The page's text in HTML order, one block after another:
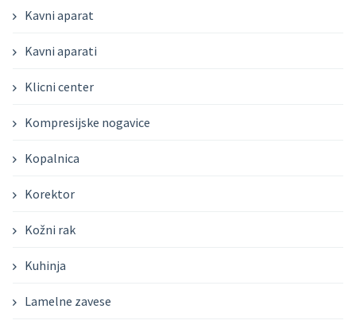
Kavni aparat
Kavni aparati
Klicni center
Kompresijske nogavice
Kopalnica
Korektor
Kožni rak
Kuhinja
Lamelne zavese